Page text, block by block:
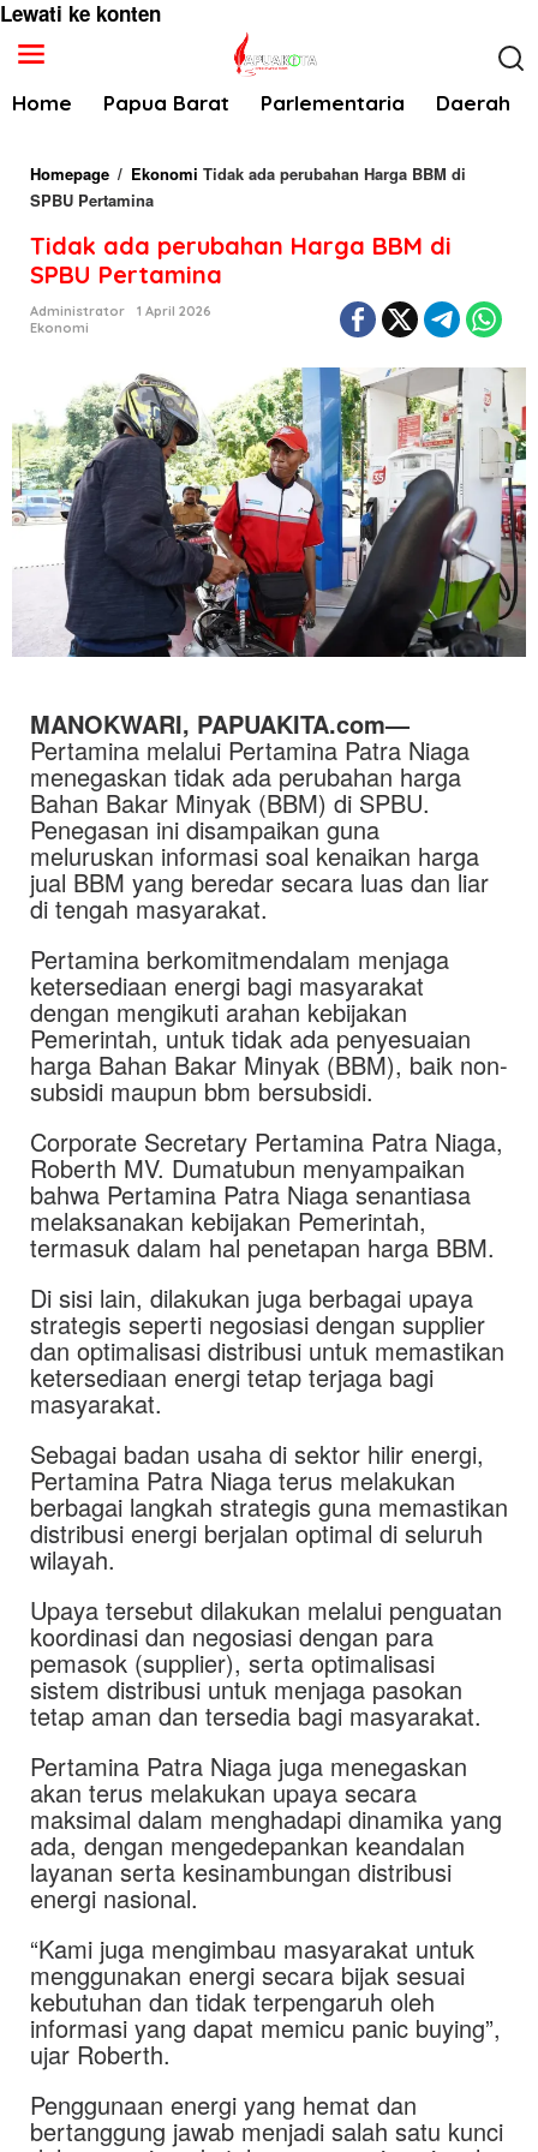
Lewati ke konten
Home Papua Barat Parlementaria Daerah
Homepage / Ekonomi Tidak ada perubahan Harga BBM di
SPBU Pertamina
Tidak ada perubahan Harga BBM di
SPBU Pertamina
Administrator
1 April 2026
Ekonomi
MANOKWARI, PAPUAKITA.com—
Pertamina melalui Pertamina Patra Niaga
menegaskan tidak ada perubahan harga
Bahan Bakar Minyak (BBM) di SPBU.
Penegasan ini disampaikan guna
meluruskan informasi soal kenaikan harga
jual BBM yang beredar secara luas dan liar
di tengah masyarakat.
Pertamina berkomitmendalam menjaga
ketersediaan energi bagi masyarakat
dengan mengikuti arahan kebijakan
Pemerintah, untuk tidak ada penyesuaian
harga Bahan Bakar Minyak (BBM), baik non-
subsidi maupun bbm bersubsidi.
Corporate Secretary Pertamina Patra Niaga,
Roberth MV. Dumatubun menyampaikan
bahwa Pertamina Patra Niaga senantiasa
melaksanakan kebijakan Pemerintah,
termasuk dalam hal penetapan harga BBM.
Di sisi lain, dilakukan juga berbagai upaya
strategis seperti negosiasi dengan supplier
dan optimalisasi distribusi untuk memastikan
ketersediaan energi tetap terjaga bagi
masyarakat.
Sebagai badan usaha di sektor hilir energi,
Pertamina Patra Niaga terus melakukan
berbagai langkah strategis guna memastikan
distribusi energi berjalan optimal di seluruh
wilayah.
Upaya tersebut dilakukan melalui penguatan
koordinasi dan negosiasi dengan para
pemasok (supplier), serta optimalisasi
sistem distribusi untuk menjaga pasokan
tetap aman dan tersedia bagi masyarakat.
Pertamina Patra Niaga juga menegaskan
akan terus melakukan upaya secara
maksimal dalam menghadapi dinamika yang
ada, dengan mengedepankan keandalan
layanan serta kesinambungan distribusi
energi nasional.
“Kami juga mengimbau masyarakat untuk
menggunakan energi secara bijak sesuai
kebutuhan dan tidak terpengaruh oleh
informasi yang dapat memicu panic buying”,
ujar Roberth.
Penggunaan energi yang hemat dan
bertanggung jawab menjadi salah satu kunci